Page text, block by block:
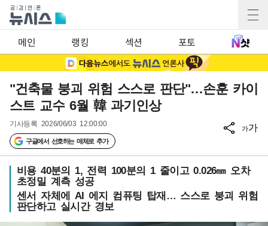
메인 랭킹 섹션 포토
"건축물 붕괴 위험 스스로 판단"…손훈 카이
스트 교수 6월 韓 과기인상
기사등록 2026/06/03 12:00:00
구글에서 선호하는 매체로 추가
가가
비용 40분의 1, 전력 100분의 1 줄이고 0.026㎜ 오차
초정밀 계측 성공
센서 자체에 AI 에지 컴퓨팅 탑재… 스스로 붕괴 위험
판단하고 실시간 경보